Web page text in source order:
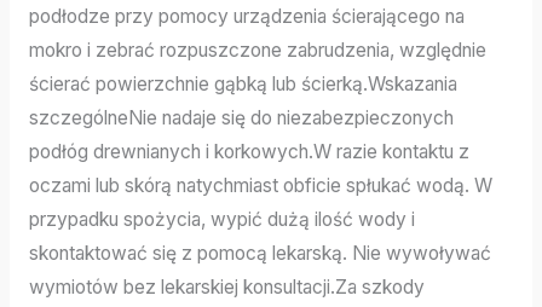
podłodze przy pomocy urządzenia ścierającego na
mokro i zebrać rozpuszczone zabrudzenia, względnie
ścierać powierzchnie gąbką lub ścierką.Wskazania
szczególneNie nadaje się do niezabezpieczonych
podłóg drewnianych i korkowych.W razie kontaktu z
oczami lub skórą natychmiast obficie spłukać wodą. W
przypadku spożycia, wypić dużą ilość wody i
skontaktować się z pomocą lekarską. Nie wywoływać
wymiotów bez lekarskiej konsultacji.Za szkody